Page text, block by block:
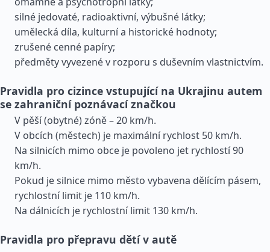
silné jedovaté, radioaktivní, výbušné látky;
umělecká díla, kulturní a historické hodnoty;
zrušené cenné papíry;
předměty vyvezené v rozporu s duševním vlastnictvím.
Pravidla pro cizince vstupující na Ukrajinu autem
se zahraniční poznávací značkou
V pěší (obytné) zóně – 20 km/h.
V obcích (městech) je maximální rychlost 50 km/h.
Na silnicích mimo obce je povoleno jet rychlostí 90
km/h.
Pokud je silnice mimo město vybavena dělícím pásem,
rychlostní limit je 110 km/h.
Na dálnicích je rychlostní limit 130 km/h.
Pravidla pro přepravu dětí v autě